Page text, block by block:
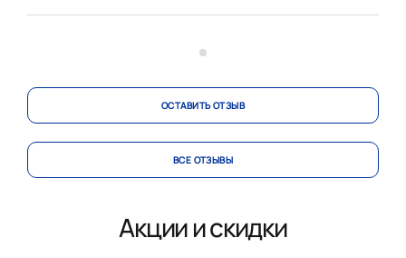
Светлана все очень подробно и понятно разъяснила.
ОСТАВИТЬ ОТЗЫВ
ВСЕ ОТЗЫВЫ
Акции и скидки